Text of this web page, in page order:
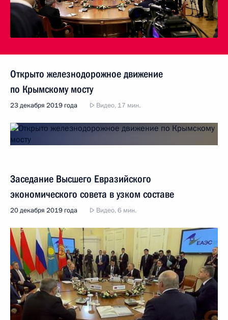
Открыто железнодорожное движение
по Крымскому мосту
23 декабря 2019 года Видео, 17 мин.
Заседание Высшего Евразийского
экономического совета в узком составе
20 декабря 2019 года Видео, 6 мин.